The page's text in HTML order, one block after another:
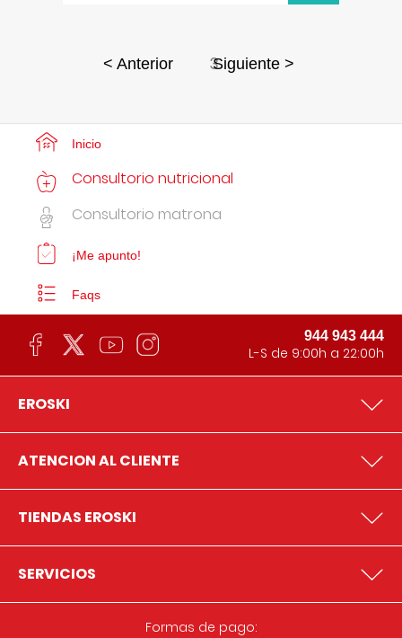
< Anterior 3Siguiente >
Inicio
Consultorio nutricional
Consultorio matrona
¡Me apunto!
Faqs
944 943 444
L-S de 9:00h a 22:00h
EROSKI
ATENCION AL CLIENTE
TIENDAS EROSKI
SERVICIOS
Formas de pago: